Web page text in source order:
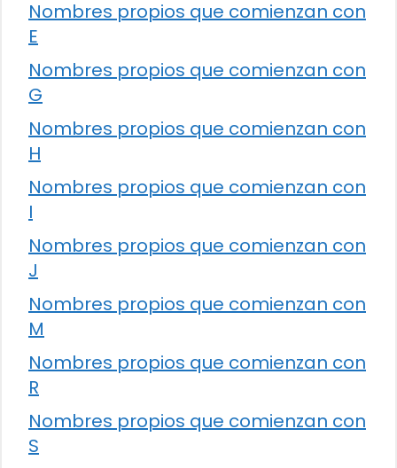
Nombres propios que comienzan con
E
Nombres propios que comienzan con
G
Nombres propios que comienzan con
H
Nombres propios que comienzan con
I
Nombres propios que comienzan con
J
Nombres propios que comienzan con
M
Nombres propios que comienzan con
R
Nombres propios que comienzan con
S